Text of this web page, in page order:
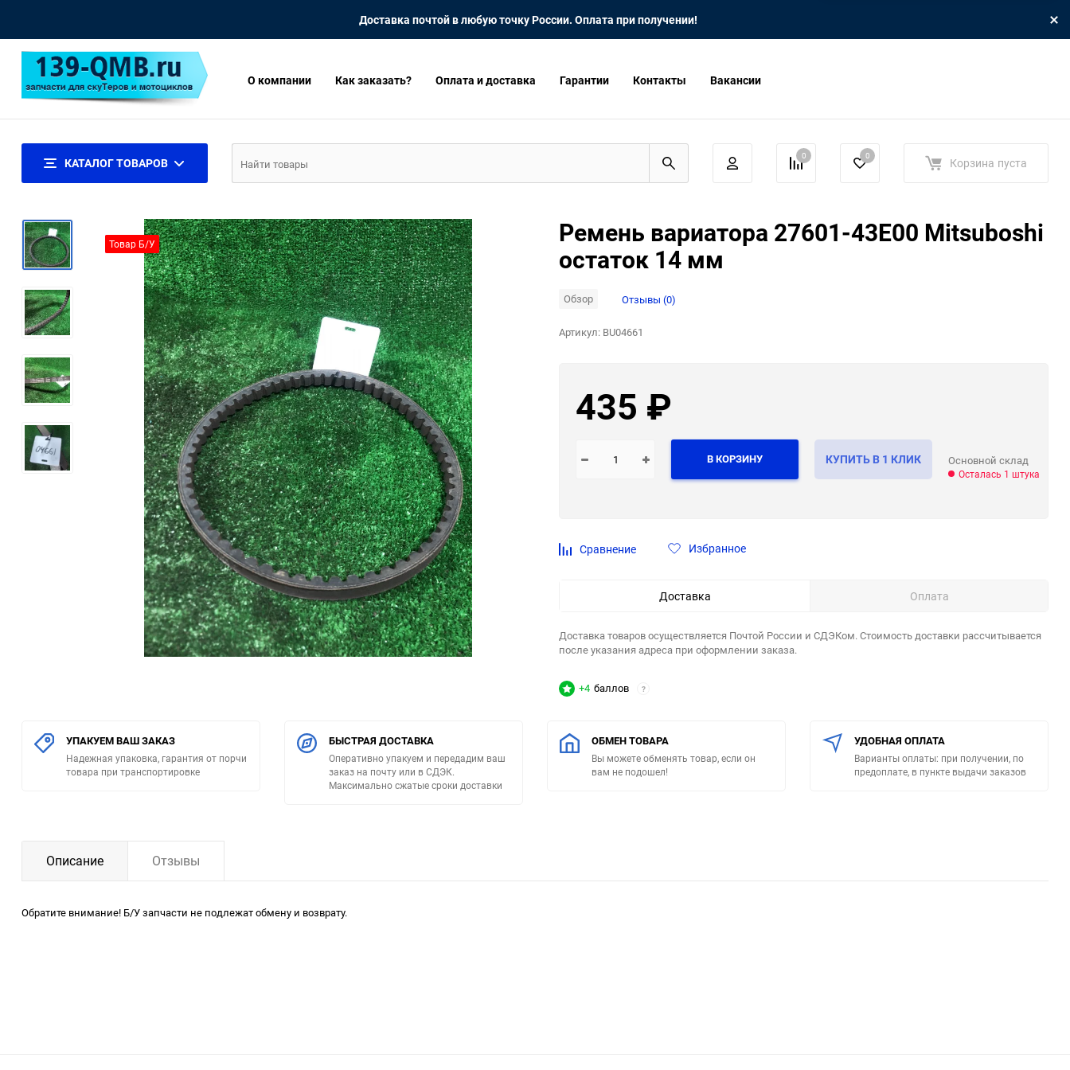
Доставка почтой в любую точку России. Оплата при получении!
О компании Как заказать? Оплата и доставка Гарантии Контакты Вакансии
КАТАЛОГ ТОВАРОВ 0 0 Корзина пуста
Товар Б/У
Ремень вариатора 27601-43E00 Mitsuboshi
остаток 14 мм
Обзор Отзывы (0)
Артикул: BU04661
435 ₽
В КОРЗИНУ КУПИТЬ В 1 КЛИК Основной склад
Осталась 1 штука
Сравнение Избранное
Доставка Оплата
Доставка товаров осуществляется Почтой России и СДЭКом. Стоимость доставки рассчитывается
после указания адреса при оформлении заказа.
+4 баллов ?
УПАКУЕМ ВАШ ЗАКАЗ
Надежная упаковка, гарантия от порчи
товара при транспортировке
БЫСТРАЯ ДОСТАВКА
Оперативно упакуем и передадим ваш
заказ на почту или в СДЭК.
Максимально сжатые сроки доставки
ОБМЕН ТОВАРА
Вы можете обменять товар, если он
вам не подошел!
УДОБНАЯ ОПЛАТА
Варианты оплаты: при получении, по
предоплате, в пункте выдачи заказов
Описание Отзывы
Обратите внимание! Б/У запчасти не подлежат обмену и возврату.